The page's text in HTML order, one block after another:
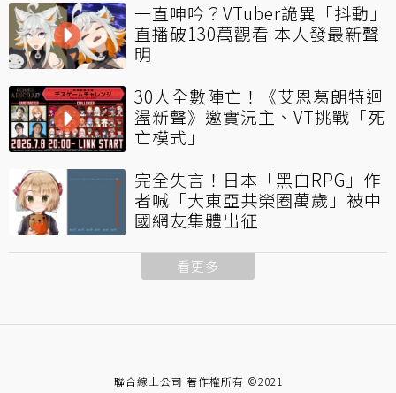
一直呻吟？VTuber詭異「抖動」
直播破130萬觀看 本人發最新聲
明
30人全數陣亡！《艾恩葛朗特迴
盪新聲》邀實況主、VT挑戰「死
亡模式」
完全失言！日本「黑白RPG」作
者喊「大東亞共榮圈萬歲」被中
國網友集體出征
看更多
聯合線上公司 著作權所有 ©2021